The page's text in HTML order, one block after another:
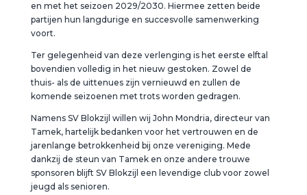
en met het seizoen 2029/2030. Hiermee zetten beide
partijen hun langdurige en succesvolle samenwerking
voort.
Ter gelegenheid van deze verlenging is het eerste elftal
bovendien volledig in het nieuw gestoken. Zowel de
thuis- als de uittenues zijn vernieuwd en zullen de
komende seizoenen met trots worden gedragen.
Namens SV Blokzijl willen wij John Mondria, directeur van
Tamek, hartelijk bedanken voor het vertrouwen en de
jarenlange betrokkenheid bij onze vereniging. Mede
dankzij de steun van Tamek en onze andere trouwe
sponsoren blijft SV Blokzijl een levendige club voor zowel
jeugd als senioren.